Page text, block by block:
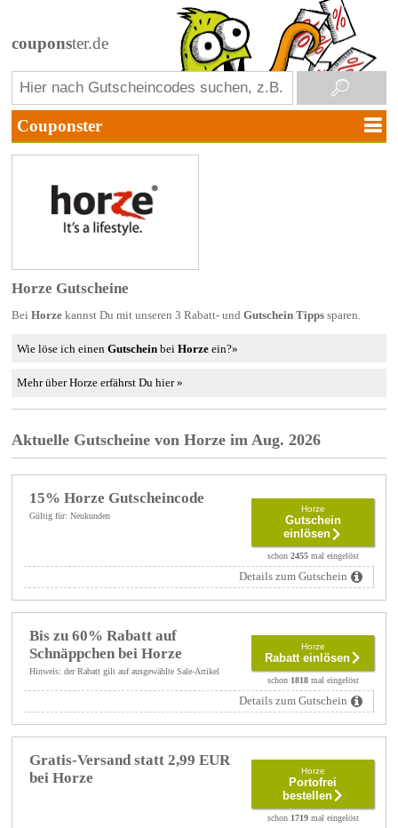
couponster.de
Horze Gutscheine
Bei Horzekannst Du mit unseren 3 Rabatt- und Gutschein Tippssparen.
Wie löse ich einenGutschein beiHorze ein?»
Mehr über Horze erfährst Du hier »
Aktuelle Gutscheine von Horze im Aug. 2026
15% Horze Gutscheincode
Gültig für: Neukunden
Horze
Gutschein
einlösen
schon 2455mal eingelöst
Details zum Gutschein
Bis zu 60% Rabatt auf
Schnäppchen bei Horze
Hinweis: der Rabatt gilt auf ausgewählte Sale-Artikel
Horze
Rabatt einlösen
schon 1818mal eingelöst
Details zum Gutschein
Gratis-Versand statt 2,99 EUR
bei Horze
Horze
Portofrei
bestellen
schon 1719mal eingelöst